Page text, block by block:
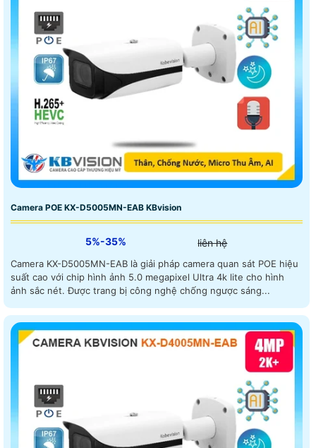
Camera POE KX-D5005MN-EAB KBvision
5%-35% liên hệ
Camera KX-D5005MN-EAB là giải pháp camera quan sát POE hiệu
suất cao với chip hình ảnh 5.0 megapixel Ultra 4k lite cho hình
ảnh sắc nét. Được trang bị công nghệ chống ngược sáng...